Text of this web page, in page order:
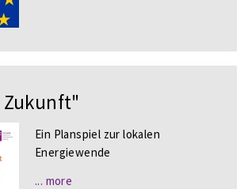
Zukunft"
Ein Planspiel zur lokalen
Energiewende
... more